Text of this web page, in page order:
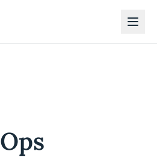
Ops